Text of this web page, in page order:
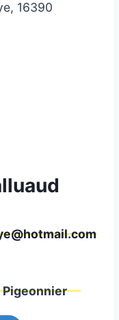
16390
Pigeonnier